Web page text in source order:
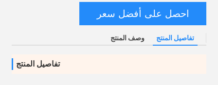
احصل على أفضل سعر
تفاصيل المنتج وصف المنتج
تفاصيل المنتج